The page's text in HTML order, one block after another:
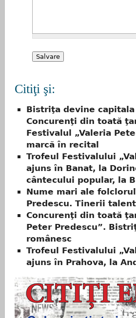
Citiţi şi:
Bistriţa devine
Concurenţi din toată
Festivalul „Valeria
marcă în recital
Trofeul Festivalului
ajuns în Banat, la
cântecului popular, la
Nume mari ale
Predescu. Tinerii
Concurenţi din toată
Peter Predescu”.
românesc
Trofeul Festivalului
ajuns în Prahova, la